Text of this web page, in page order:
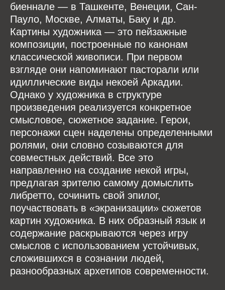
биеннале — в Ташкенте, Венеции, Сан-
Пауло, Москве, Алматы, Баку и др.
Картины художника — это пейзажные
композиции, построенные по канонам
классической живописи. При первом
взгляде они напоминают пасторали или
идиллические виды некоей Аркадии.
Однако у художника в структуре
произведения реализуется конкретное
смысловое, сюжетное задание. Герои,
персонажи сцен наделены определенными
ролями, они словно созываются для
совместных действий. Все это
направленно на создание некой игры,
предлагая зрителю самому домыслить
либретто, сочинить свой эпилог,
поучаствовать в «экранизации» сюжетов
картин художника. В них образный язык и
содержание раскрываются через игру
смыслов с использованием устойчивых,
сложившихся в сознании людей,
разнообразных архетипов современности.